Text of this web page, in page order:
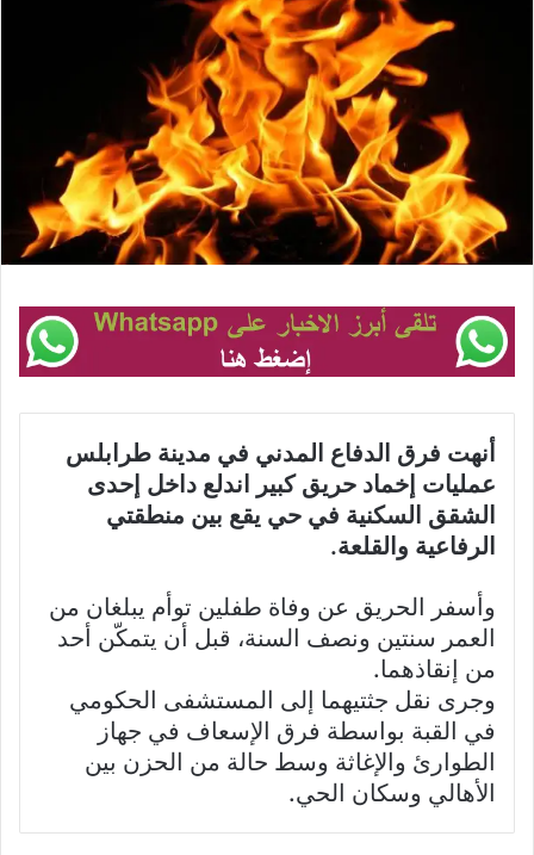
أنهت فرق الدفاع المدني في مدينة طرابلس
عمليات إخماد حريق كبير اندلع داخل إحدى
الشقق السكنية في حي يقع بين منطقتي
الرفاعية والقلعة.
وأسفر الحريق عن وفاة طفلين توأم يبلغان من
العمر سنتين ونصف السنة، قبل أن يتمكّن أحد
من إنقاذهما.
وجرى نقل جثتيهما إلى المستشفى الحكومي
في القبة بواسطة فرق الإسعاف في جهاز
الطوارئ والإغاثة وسط حالة من الحزن بين
الأهالي وسكان الحي.